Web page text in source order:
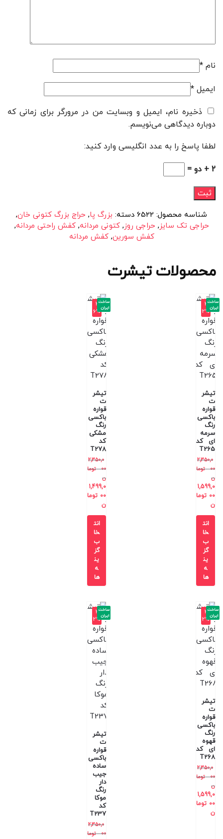
نام *
ایمیل *
ذخیره نام، ایمیل و وبسایت من در مرورگر برای زمانی که
دوباره دیدگاهی می‌نویسم.
لطفا پاسخ را به عدد انگلیسی وارد کنید:
2 + دو =
شناسه محصول: 6522 دسته: بزرگ پا, حراج بزرگ کتونی خان,
حراجی تک سایز, حراجی روز,کتونی مردانه,کفش راحتی مردانه,
کفش سورین,کفش مردانه
محصولات تیشرت
-3
2%
تیشر
ت
قواره
باکسی
رنگ
سرمه
ای کد
T265
2,350,0
00
توما
ن
1,599,0
00 توما
ن
ساخت
ایران
انت
خا
ب
گز
ین
ه
ها
-3
6%
تیشر
ت
قواره
باکسی
رنگ
مشکی
کد
T278
2,350,0
00
توما
ن
1,499,0
00 توما
ن
ساخت
ایران
انت
خا
ب
گز
ین
ه
ها
-3
2%
تیشر
ت
قواره
باکسی
رنگ
قهوه
ای کد
T268
2,350,0
00
توما
ن
1,599,0
00 توما
ن
ساخت
ایران
-3
2%
تیشر
ت
قواره
باکسی
ساده
جیب
دار
رنگ
موکا
کد
T237
2,350,0
00
توما
ساخت
ایران